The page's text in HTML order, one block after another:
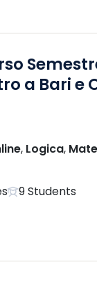
a Bari e
, Logica,
9 Students